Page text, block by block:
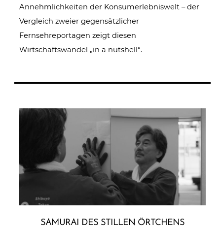
Annehmlichkeiten der Konsumerlebniswelt – der
Vergleich zweier gegensätzlicher
Fernsehreportagen zeigt diesen
Wirtschaftswandel „in a nutshell“.
SAMURAI DES STILLEN ÖRTCHENS